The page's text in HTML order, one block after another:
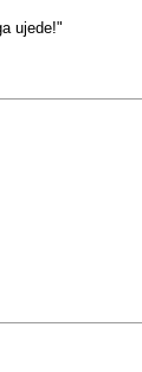
ujede!"